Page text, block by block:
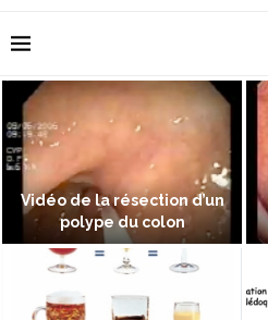
Vidéo de la résection d’un
polype du colon